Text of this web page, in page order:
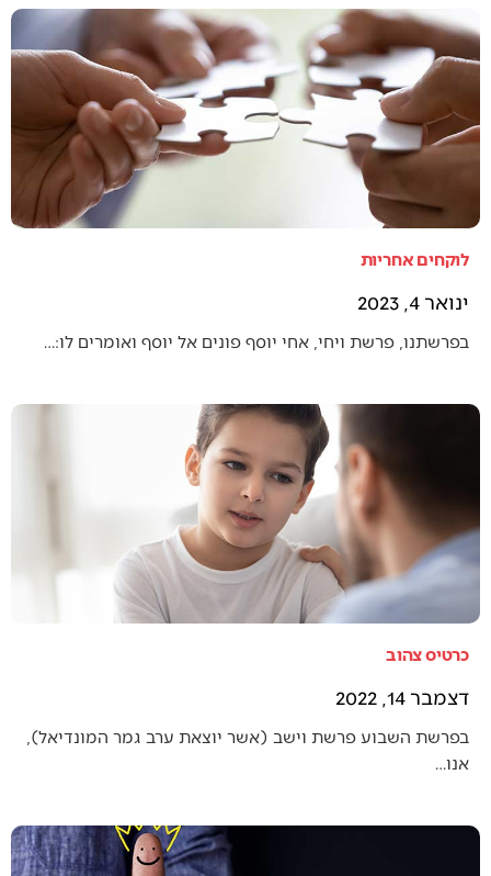
לוקחים אחריות
ינואר 4, 2023
בפרשתנו, פרשת ויחי, אחי יוסף פונים אל יוסף ואומרים לו:…
כרטיס צהוב
דצמבר 14, 2022
בפרשת השבוע פרשת וישב (אשר יוצאת ערב גמר המונדיאל),
אנו…